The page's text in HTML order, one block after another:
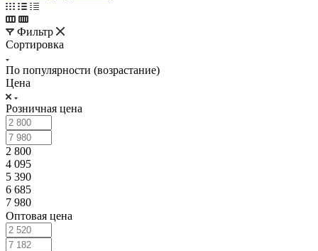
Фильтр
Сортировка
По популярности (возрастание)
Цена
Розничная цена
2 800
4 095
5 390
6 685
7 980
Оптовая цена